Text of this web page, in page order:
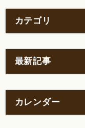
カテゴリ
最新記事
カレンダー